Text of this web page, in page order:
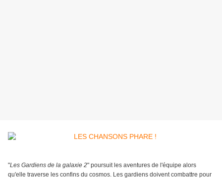
"Les Gardiens de la galaxie 2" poursuit les aventures de l'équipe alors
qu'elle traverse les confins du cosmos. Les gardiens doivent combattre pour